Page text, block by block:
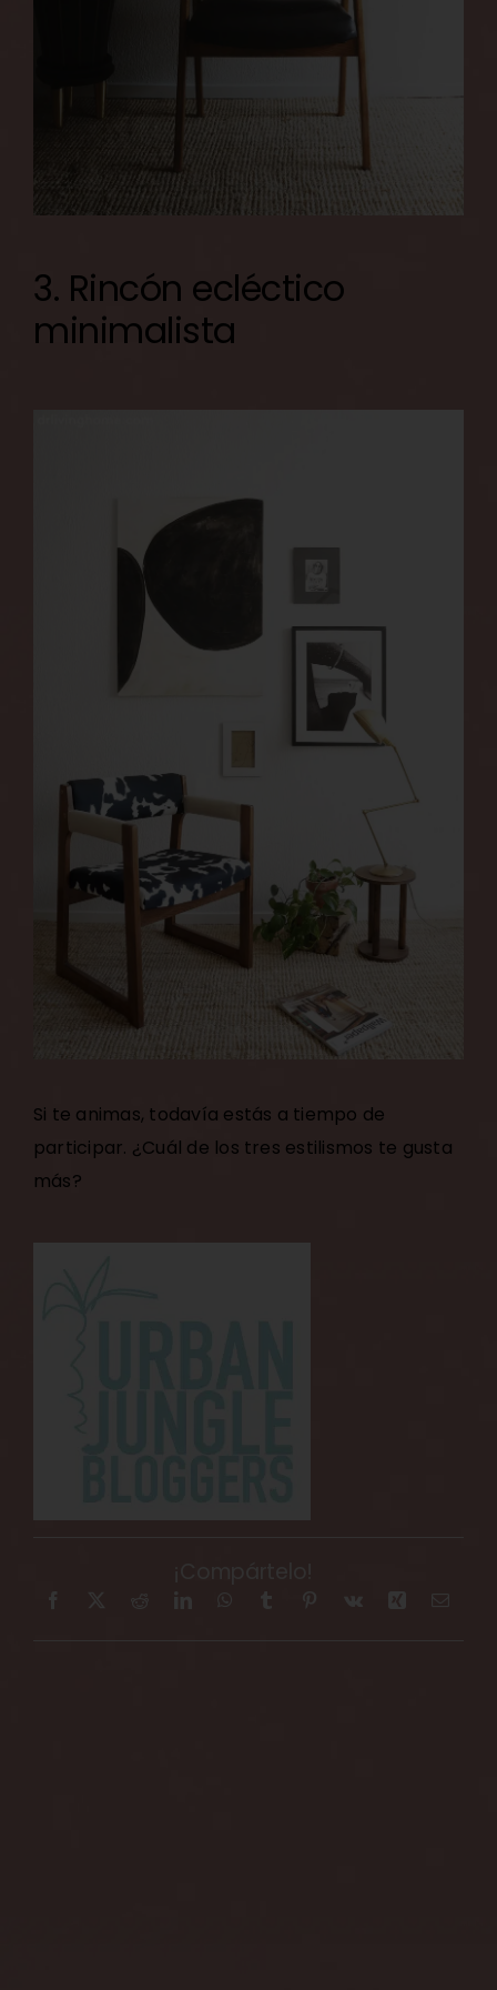
3. Rincón ecléctico
minimalista
Si te animas, todavía estás a tiempo de
participar. ¿Cuál de los tres estilismos te gusta
más?